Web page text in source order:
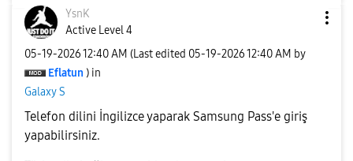
YsnK
Active Level 4
‎05-19-202612:40 AM (Last edited ‎05-19-202612:40 AM by
Eflatun ) in
Galaxy S
Telefon dilini İngilizce yaparak Samsung Pass'e giriş
yapabilirsiniz.